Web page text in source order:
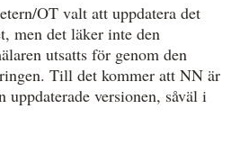
OT valt att uppdatera det
men det läker inte den
utsatts för genom den
Till det kommer att NN är
uppdaterade versionen, såväl i